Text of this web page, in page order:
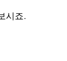
시죠.